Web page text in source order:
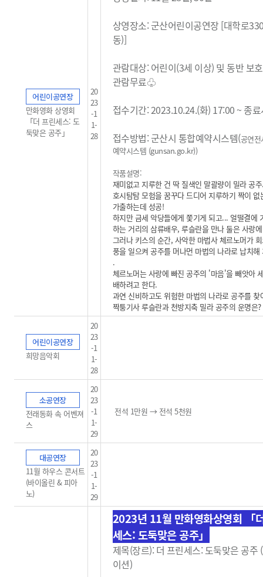
어린이공연장
만화영화 상영회
「더 프린세스: 도
둑맞은 공주」
20
23
-1
1-
28
상영장소: 군산어린이공연장 [대학로
동)]
관람대상: 어린이(3세 이상) 및 동반 보
관람무료♧
접수기간: 2023.10.24.(화) 17:00 ~ 종
접수방법: 군산시 통합예약시스템(공연
예약시스템 (gunsan.go.kr))
작품설명:
재미없고 지루한 건 딱 질색인 말괄량이 밀라 공
호시탐탐 모험을 꿈꾸다 드디어 지루하기 짝이 없
가출하는데 성공!
하지만 금세 악당들에게 쫓기게 되고... 얼떨결에
하는 거리의 삼류배우, 루슬란을 만나 둘은 사랑
그러나 키스의 순간, 사악한 마법사 체르노머가
풍을 일으켜 공주를 머나먼 마법의 나라로 납치해
.
체르노머는 사랑에 빠진 공주의 '마음'을 빼앗아
배하려고 한다.
과연 신비하고도 위험한 마법의 나라로 공주를 찾
짝퉁기사 루슬란과 천방지축 밀라 공주의 운명은?
어린이공연장
희망음악회
20
23
-1
1-
28
소공연장
전래동화 속 어벤져
스
20
23
-1
1-
29
전석 1만원 → 전석 5천원
대공연장
11월 하우스 콘서트
(바이올린 & 피아
노)
20
23
-1
1-
29
2023년 11월 만화영화상영회 「
세스: 도둑맞은 공주」
제목(장르): 더 프린세스: 도둑맞은 공주
이션)